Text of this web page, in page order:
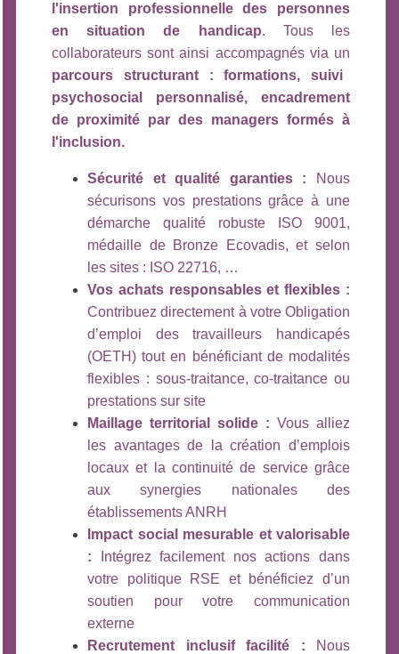
l'insertion professionnelle des personnes
en situation de handicap. Tous les
collaborateurs sont ainsi accompagnés via un
parcours structurant : formations, suivi
psychosocial personnalisé, encadrement
de proximité par des managers formés à
l'inclusion.
Sécurité et qualité garanties : Nous
sécurisons vos prestations grâce à une
démarche qualité robuste ISO 9001,
médaille de Bronze Ecovadis, et selon
les sites : ISO 22716, …
Vos achats responsables et flexibles :
Contribuez directement à votre Obligation
d’emploi des travailleurs handicapés
(OETH) tout en bénéficiant de modalités
flexibles : sous-traitance, co-traitance ou
prestations sur site
Maillage territorial solide : Vous alliez
les avantages de la création d’emplois
locaux et la continuité de service grâce
aux synergies nationales des
établissements ANRH
Impact social mesurable et valorisable
: Intégrez facilement nos actions dans
votre politique RSE et bénéficiez d’un
soutien pour votre communication
externe
Recrutement inclusif facilité :
Nous